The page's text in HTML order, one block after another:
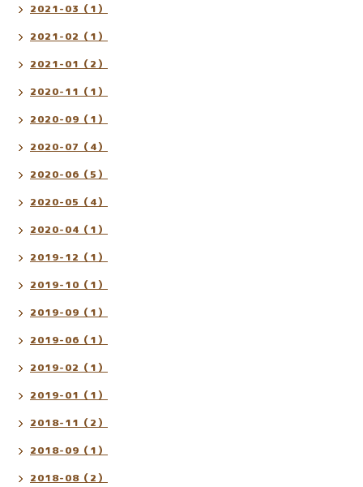
2021-03（1）
2021-02（1）
2021-01（2）
2020-11（1）
2020-09（1）
2020-07（4）
2020-06（5）
2020-05（4）
2020-04（1）
2019-12（1）
2019-10（1）
2019-09（1）
2019-06（1）
2019-02（1）
2019-01（1）
2018-11（2）
2018-09（1）
2018-08（2）